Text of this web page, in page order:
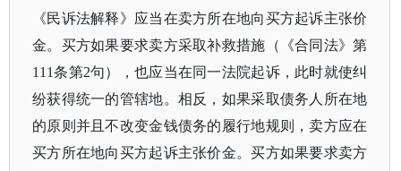
《民诉法解释》应当在卖方所在地向买方起诉主张价
金。买方如果要求卖方采取补救措施（《合同法》第
111条第2句），也应当在同一法院起诉，此时就使纠
纷获得统一的管辖地。相反，如果采取债务人所在地
的原则并且不改变金钱债务的履行地规则，卖方应在
买方所在地向买方起诉主张价金。买方如果要求卖方